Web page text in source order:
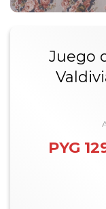
Juego
PYG